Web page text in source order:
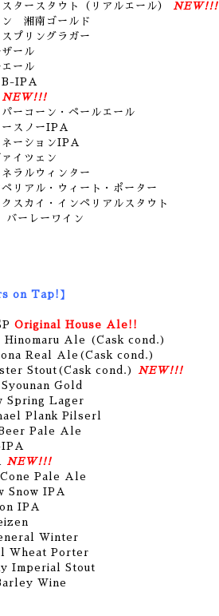
タースタウト（リアルエール）
NEW!!!
ン 湘南ゴールド
プリングラガー
ール
ール
B-IPA
NEW!!!
ーコーン・ペールエール
スノーIPA
ーションIPA
イツェン
ラルウィンター
リアル・ウィート・ポーター
スカイ・インペリアルスタウト
ーレーワイン
on Tap!】
Original House Ale!!
Ale (Cask cond.)
Real Ale(Cask cond.)
Stout(Cask cond.)
NEW!!!
Gold
Spring Lager
Plank Pilserl
Pale Ale
NEW!!!
Pale Ale
Snow IPA
IPA
Winter
Wheat Porter
Imperial Stout
Wine